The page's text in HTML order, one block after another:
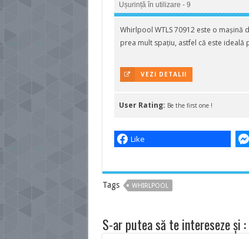
Ușurință în utilizare - 9
Whirlpool WTLS 70912 este o
prea mult spațiu, astfel că este ideală
VEZI DETALII
User Rating: Be the first one !
Like
Tags WHIRLPOOL
S-ar putea să te intereseze și :